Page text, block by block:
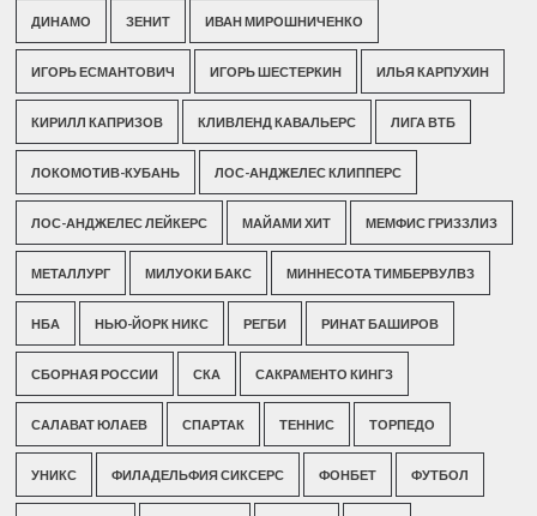
ДИНАМО ЗЕНИТ ИВАН МИРОШНИЧЕНКО
ИГОРЬ ЕСМАНТОВИЧ ИГОРЬ ШЕСТЕРКИН ИЛЬЯ КАРПУХИН
КИРИЛЛ КАПРИЗОВ КЛИВЛЕНД КАВАЛЬЕРС ЛИГА ВТБ
ЛОКОМОТИВ-КУБАНЬ ЛОС-АНДЖЕЛЕС КЛИППЕРС
ЛОС-АНДЖЕЛЕС ЛЕЙКЕРС МАЙАМИ ХИТ МЕМФИС ГРИЗЗЛИЗ
МЕТАЛЛУРГ МИЛУОКИ БАКС МИННЕСОТА ТИМБЕРВУЛВЗ
НБА НЬЮ-ЙОРК НИКС РЕГБИ РИНАТ БАШИРОВ
СБОРНАЯ РОССИИ СКА САКРАМЕНТО КИНГЗ
САЛАВАТ ЮЛАЕВ СПАРТАК ТЕННИС ТОРПЕДО
УНИКС ФИЛАДЕЛЬФИЯ СИКСЕРС ФОНБЕТ ФУТБОЛ